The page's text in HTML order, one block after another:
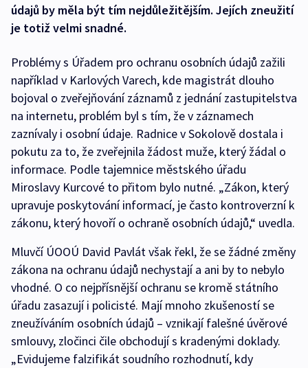
údajů by měla být tím nejdůležitějším. Jejích zneužití
je totiž velmi snadné.
Problémy s Úřadem pro ochranu osobních údajů zažili
například v Karlových Varech, kde magistrát dlouho
bojoval o zveřejňování záznamů z jednání zastupitelstva
na internetu, problém byl s tím, že v záznamech
zaznívaly i osobní údaje. Radnice v Sokolově dostala i
pokutu za to, že zveřejnila žádost muže, který žádal o
informace. Podle tajemnice městského úřadu
Miroslavy Kurcové to přitom bylo nutné. „Zákon, který
upravuje poskytování informací, je často kontroverzní k
zákonu, který hovoří o ochraně osobních údajů,“ uvedla.
Mluvčí ÚOOÚ David Pavlát však řekl, že se žádné změny
zákona na ochranu údajů nechystají a ani by to nebylo
vhodné. O co nejpřísnější ochranu se kromě státního
úřadu zasazují i policisté. Mají mnoho zkušeností se
zneužíváním osobních údajů – vznikají falešné úvěrové
smlouvy, zločinci čile obchodují s kradenými doklady.
„Evidujeme falzifikát soudního rozhodnutí, kdy